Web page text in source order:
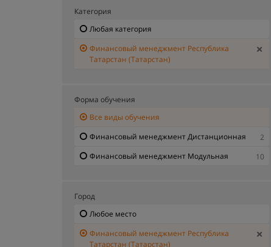
Категория
Любая категория
Финансовый менеджмент Республика
Татарстан (Татарстан)
Форма обучения
Все виды обучения
Финансовый менеджмент Дистанционная
2
Финансовый менеджмент Модульная
10
Город
Любое место
Финансовый менеджмент Республика
Татарстан (Татарстан)